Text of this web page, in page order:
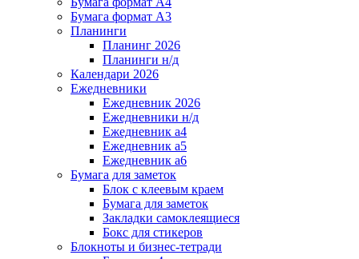
Бумага формат А3
Планинги
Планинг 2026
Планинги н/д
Календари 2026
Ежедневники
Ежедневник 2026
Ежедневники н/д
Ежедневник а4
Ежедневник а5
Ежедневник а6
Бумага для заметок
Блок с клеевым краем
Бумага для заметок
Закладки самоклеящиеся
Бокс для стикеров
Блокноты и бизнес-тетради